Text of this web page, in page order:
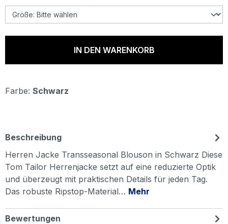
IN DEN WARENKORB
Farbe: Schwarz
Beschreibung
Herren Jacke Transseasonal Blouson in Schwarz Diese
Tom Tailor Herrenjacke setzt auf eine reduzierte Optik
und überzeugt mit praktischen Details für jeden Tag.
Das robuste Ripstop-Material… Mehr
Bewertungen